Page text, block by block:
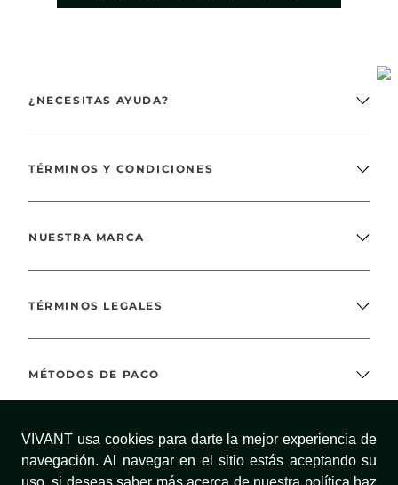
VIVANT usa cookies para darte la mejor experiencia de
navegación. Al navegar en el sitio estás aceptando su
uso, si deseas saber más acerca de nuestra política haz
¿NECESITAS AYUDA?
TÉRMINOS Y CONDICIONES
NUESTRA MARCA
TÉRMINOS LEGALES
MÉTODOS DE PAGO
¡SÍGUENOS!